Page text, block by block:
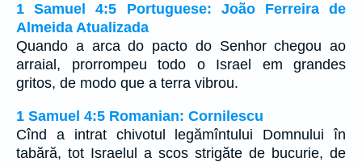
1 Samuel 4:5 Portuguese: João Ferreira de
Almeida Atualizada
Quando a arca do pacto do Senhor chegou ao
arraial, prorrompeu todo o Israel em grandes
gritos, de modo que a terra vibrou.
1 Samuel 4:5 Romanian: Cornilescu
Cînd a intrat chivotul legămîntului Domnului în
tabără, tot Israelul a scos strigăte de bucurie, de